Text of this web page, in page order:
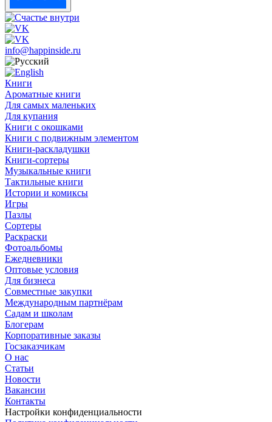
info@happinside.ru
Книги
Ароматные книги
Для самых маленьких
Для купания
Книги с окошками
Книги с подвижным элементом
Книги-раскладушки
Книги-сортеры
Музыкальные книги
Тактильные книги
Истории и комиксы
Игры
Пазлы
Сортеры
Раскраски
Фотоальбомы
Ежедневники
Оптовые условия
Для бизнеса
Совместные закупки
Международным партнёрам
Садам и школам
Блогерам
Корпоративные заказы
Госзаказчикам
О нас
Статьи
Новости
Вакансии
Контакты
Настройки конфиденциальности